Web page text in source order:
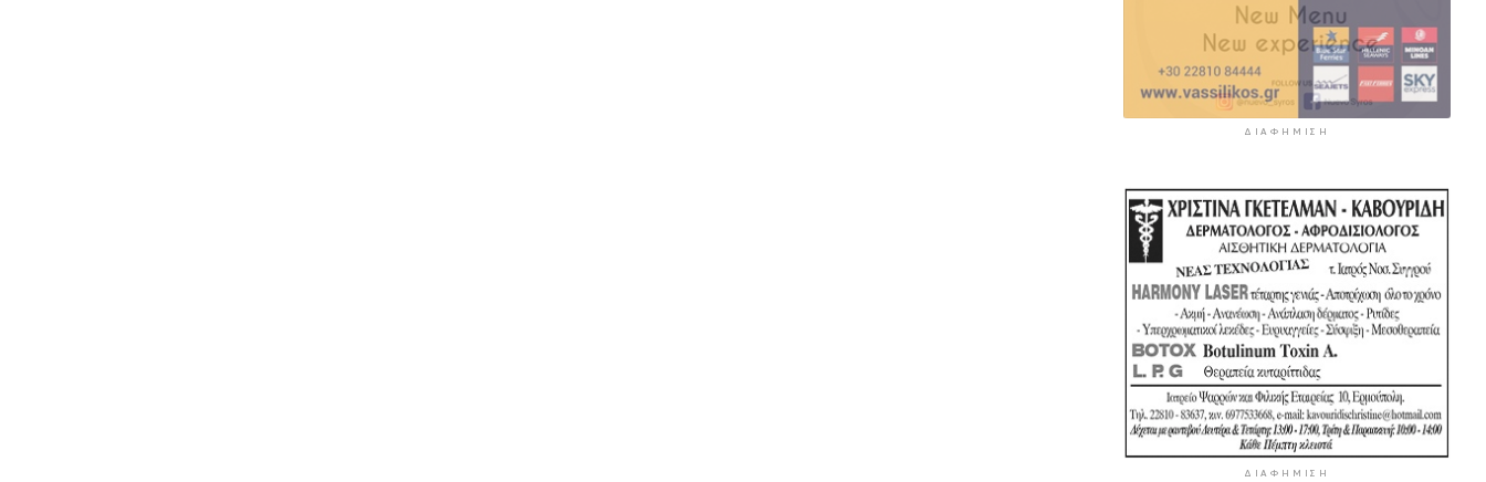
ΔΙΑΦΉΜΙΣΗ
ΔΙΑΦΉΜΙΣΗ